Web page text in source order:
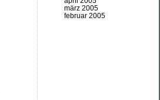
märz 2005
februar 2005